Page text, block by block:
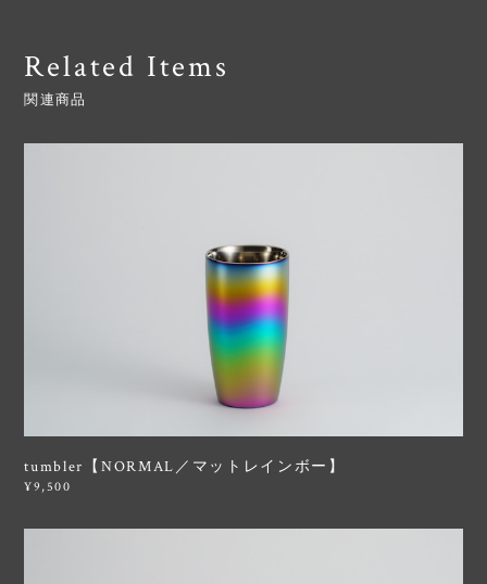
Related Items
関連商品
tumbler【NORMAL／マットレインボー】
¥9,500